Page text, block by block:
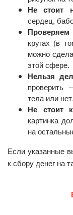
Не стоит
сердец,
кругах (в
можно
этой сфере.
Нельзя
проверить
тела или нет.
Не стоит
картинка
на
Если указанные
к сбору денег на